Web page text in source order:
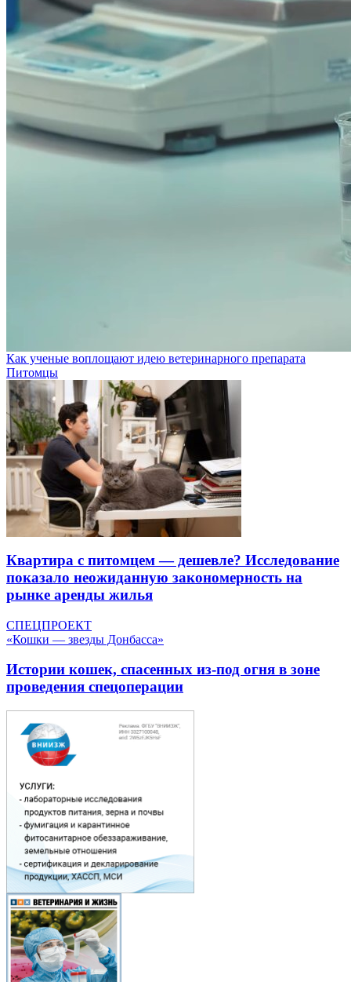
Как ученые воплощают идею ветеринарного препарата
Питомцы
Квартира с питомцем — дешевле? Исследование
показало неожиданную закономерность на
рынке аренды жилья
СПЕЦПРОЕКТ
«Кошки — звезды Донбасса»
Истории кошек, спасенных из-под огня в зоне
проведения спецоперации